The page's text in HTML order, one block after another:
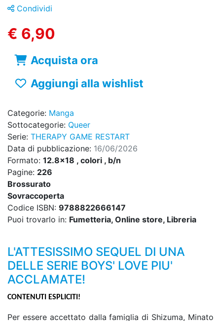
Condividi
€ 6,90
Acquista ora
Aggiungi alla wishlist
Categorie: Manga
Sottocategorie: Queer
Serie: THERAPY GAME RESTART
Data di pubblicazione: 16/06/2026
Formato: 12.8x18 , colori , b/n
Pagine: 226
Brossurato
Sovraccoperta
Codice ISBN: 9788822666147
Puoi trovarlo in: Fumetteria, Online store, Libreria
L'ATTESISSIMO SEQUEL DI UNA
DELLE SERIE BOYS' LOVE PIU'
ACCLAMATE!
CONTENUTI ESPLICITI!
Per essere accettato dalla famiglia di Shizuma, Minato